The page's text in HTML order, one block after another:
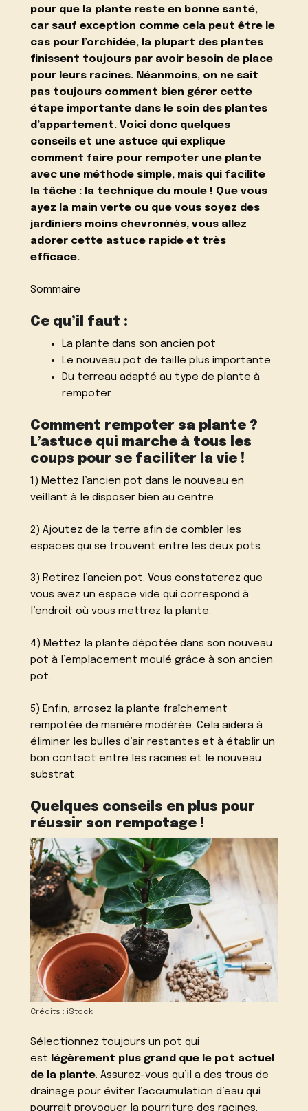
pour que la plante reste en bonne santé,
car sauf exception comme cela peut être le
cas pour l’orchidée, la plupart des plantes
finissent toujours par avoir besoin de place
pour leurs racines. Néanmoins, on ne sait
pas toujours comment bien gérer cette
étape importante dans le soin des plantes
d’appartement. Voici donc quelques
conseils et une astuce qui explique
comment faire pour rempoter une plante
avec une méthode simple, mais qui facilite
la tâche : la technique du moule ! Que vous
ayez la main verte ou que vous soyez des
jardiniers moins chevronnés, vous allez
adorer cette astuce rapide et très
efficace.
Sommaire
Ce qu’il faut :
La plante dans son ancien pot
Le nouveau pot de taille plus importante
Du terreau adapté au type de plante à
rempoter
Comment rempoter sa plante ?
L’astuce qui marche à tous les
coups pour se faciliter la vie !
1) Mettez l’ancien pot dans le nouveau en
veillant à le disposer bien au centre.
2) Ajoutez de la terre afin de combler les
espaces qui se trouvent entre les deux pots.
3) Retirez l’ancien pot. Vous constaterez que
vous avez un espace vide qui correspond à
l’endroit où vous mettrez la plante.
4) Mettez la plante dépotée dans son nouveau
pot à l’emplacement moulé grâce à son ancien
pot.
5) Enfin, arrosez la plante fraîchement
rempotée de manière modérée. Cela aidera à
éliminer les bulles d’air restantes et à établir un
bon contact entre les racines et le nouveau
substrat.
Quelques conseils en plus pour
réussir son rempotage !
Crédits : iStock
Sélectionnez toujours un pot qui
est légèrement plus grand que le pot actuel
de la plante. Assurez-vous qu’il a des trous de
drainage pour éviter l’accumulation d’eau qui
pourrait provoquer la pourriture des racines.